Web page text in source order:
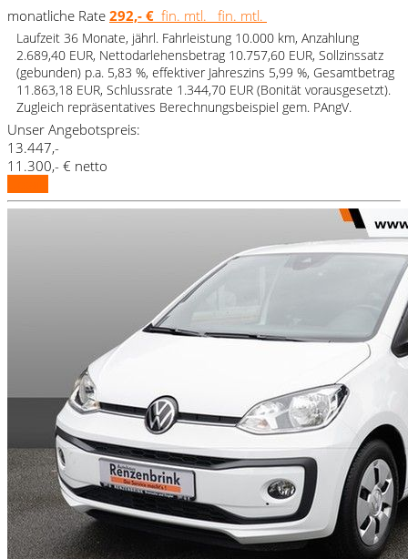
monatliche Rate 292,- € fin. mtl. fin. mtl.
Laufzeit 36 Monate, jährl. Fahrleistung 10.000 km, Anzahlung
2.689,40 EUR, Nettodarlehensbetrag 10.757,60 EUR, Sollzinssatz
(gebunden) p.a. 5,83 %, effektiver Jahreszins 5,99 %, Gesamtbetrag
11.863,18 EUR, Schlussrate 1.344,70 EUR (Bonität vorausgesetzt).
Zugleich repräsentatives Berechnungsbeispiel gem. PAngV.
Unser Angebotspreis:
13.447,-
11.300,- € netto